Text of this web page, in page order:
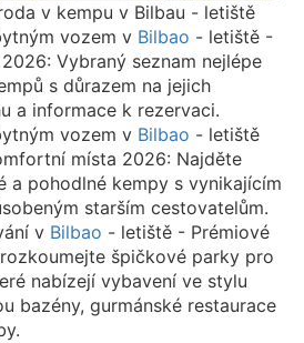
v kempu v Bilbau - letiště
vozem v Bilbao - letiště -
Vybraný seznam nejlépe
s důrazem na jejich
a informace k rezervaci.
vozem v Bilbao - letiště
místa 2026: Najděte
a pohodlné kempy s vynikajícím
starším cestovatelům.
v Bilbao - letiště - Prémiové
špičkové parky pro
nabízejí vybavení ve stylu
bazény, gurmánské restaurace